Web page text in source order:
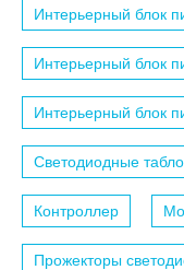
Интерьерный блок
Интерьерный блок
Интерьерный блок
Светодиодные табло
Контроллер
Прожекторы